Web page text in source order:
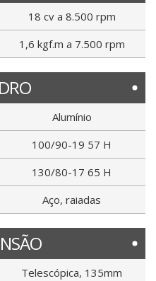
18 cv a 8.500 rpm
1,6 kgf.m a 7.500 rpm
Alumínio
100/90-19 57 H
130/80-17 65 H
Aço, raiadas
Telescópica, 135mm